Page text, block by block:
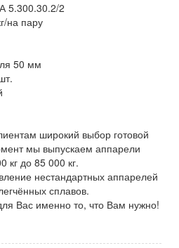
5.300.30.2/2
на пару
50 мм
широкий выбор готовой
мы выпускаем аппарели
кг до 85 000 кг.
нестандартных аппарелей
сплавов.
Вас именно то, что Вам нужно!